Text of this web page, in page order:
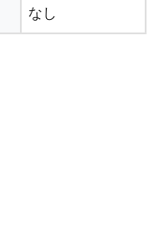
なし